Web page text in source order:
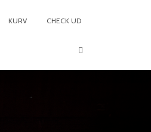
KURV CHECK UD